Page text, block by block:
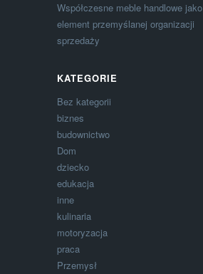
Współczesne meble handlowe jako
element przemyślanej organizacji
sprzedaży
KATEGORIE
Bez kategorii
biznes
budownictwo
Dom
dziecko
edukacja
inne
kulinaria
motoryzacja
praca
Przemysł